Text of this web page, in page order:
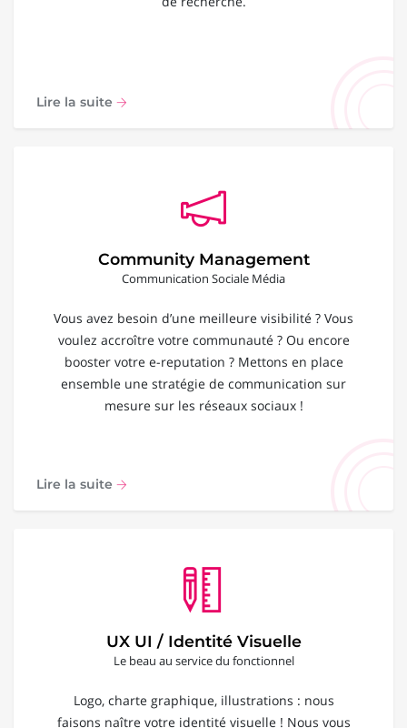
Lire la suite
Community Management
Communication Sociale Média
Vous avez besoin d’une meilleure visibilité ? Vous
voulez accroître votre communauté ? Ou encore
booster votre e-reputation ? Mettons en place
ensemble une stratégie de communication sur
mesure sur les réseaux sociaux !
Lire la suite
UX UI / Identité Visuelle
Le beau au service du fonctionnel
Logo, charte graphique, illustrations : nous
faisons naître votre identité visuelle ! Nous vous